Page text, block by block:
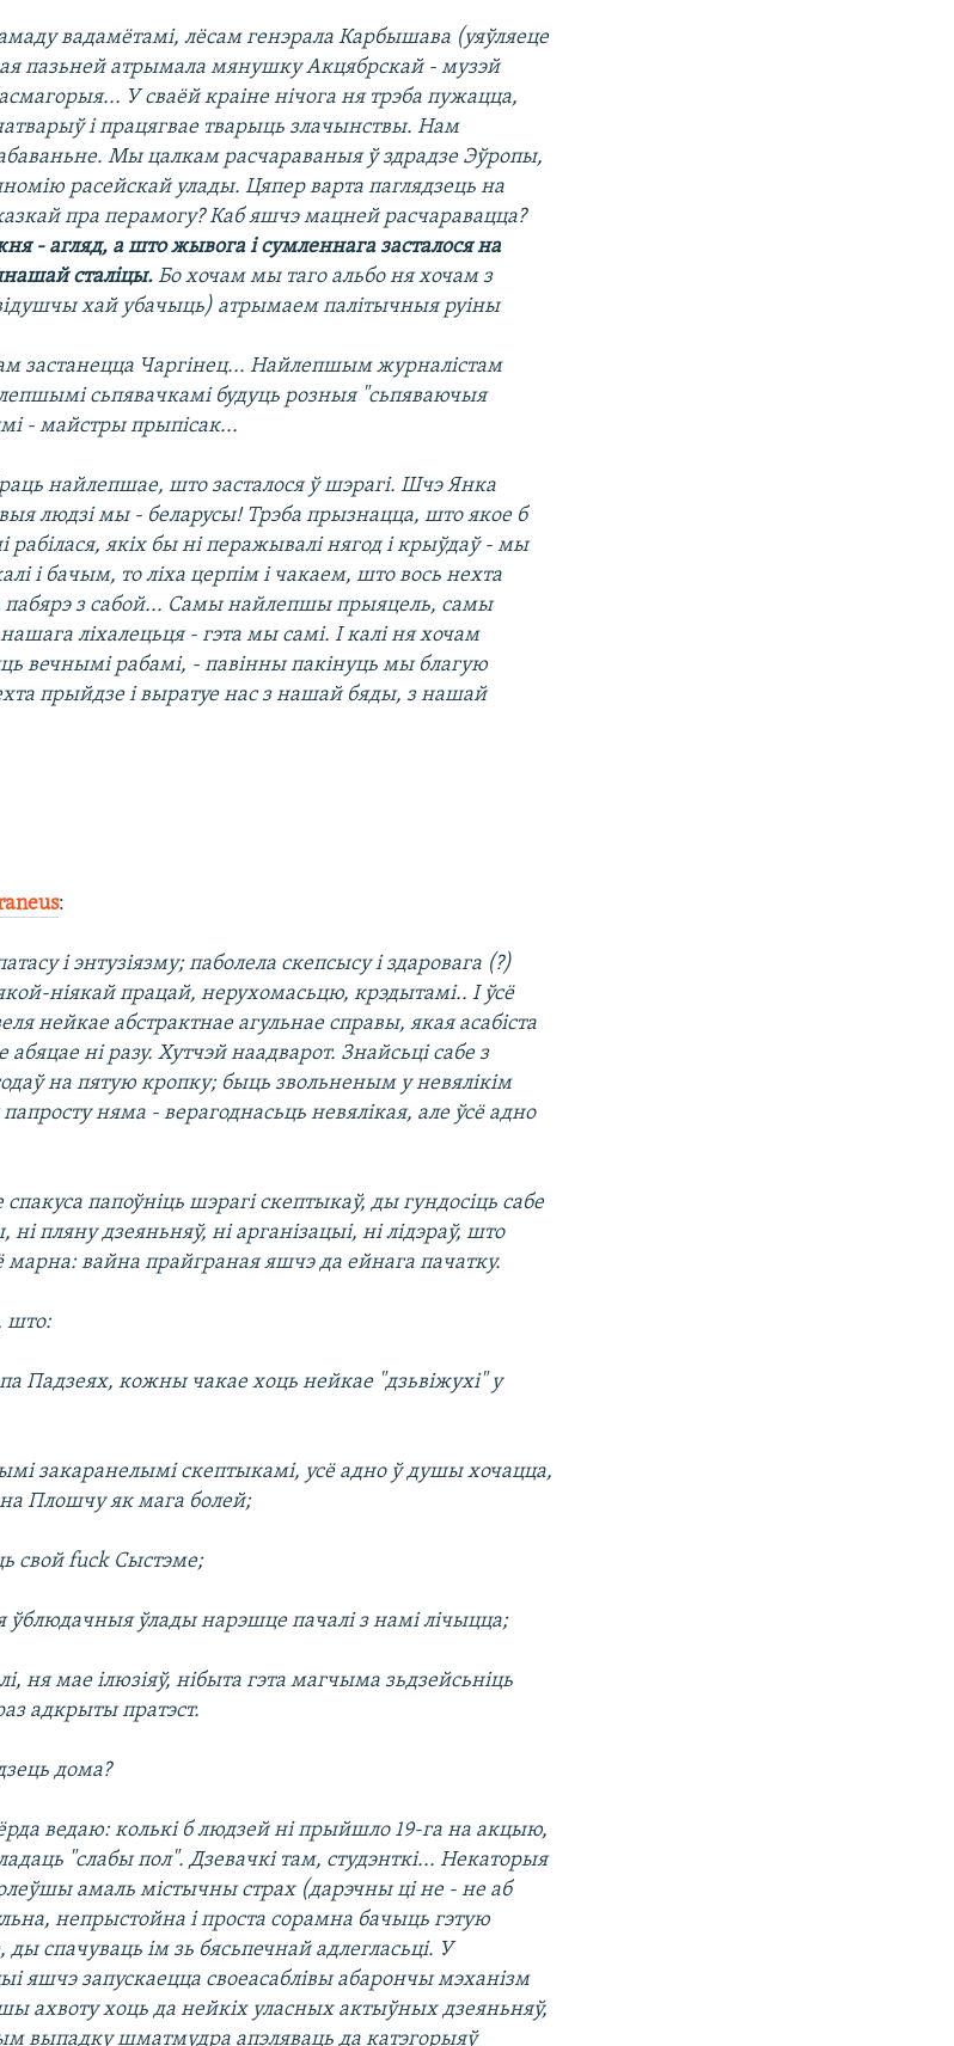
вадамётамі, лёсам генэрала Карбышава (уяўляеце
пазьней атрымала мянушку Акцябрскай - музэй
У сваёй краіне нічога ня трэба пужацца,
і працягвае тварыць злачынствы. Нам
Мы цалкам расчараваныя ў здрадзе Эўропы,
расейскай улады. Цяпер варта паглядзець на
пра перамогу? Каб яшчэ мацней расчаравацца?
- агляд, а што жывога і сумленнага засталося на
сталіцы. Бо хочам мы таго альбо ня хочам з
хай убачыць) атрымаем палітычныя руіны
застанецца Чаргінец... Найлепшым журналістам
сьпявачкамі будуць розныя "сьпяваючыя
- майстры прыпісак...
найлепшае, што засталося ў шэрагі. Шчэ Янка
людзі мы - беларусы! Трэба прызнацца, што якое б
рабілася, якіх бы ні перажывалі нягод і крыўдаў - мы
і бачым, то ліха церпім і чакаем, што вось нехта
пабярэ з сабой... Самы найлепшы прыяцель, самы
ліхалецьця - гэта мы самі. І калі ня хочам
вечнымі рабамі, - павінны пакінуць мы благую
прыйдзе і выратуе нас з нашай бяды, з нашай
:
і энтузіязму; паболела скепсысу і здаровага (?)
ніякай працай, нерухомасьцю, крэдытамі.. І ўсё
нейкае абстрактнае агульнае справы, якая асабіста
ні разу. Хутчэй наадварот. Знайсьці сабе з
на пятую кропку; быць звольненым у невялікім
няма - верагоднасьць невялікая, але ўсё адно
папоўніць шэрагі скептыкаў, ды гундосіць сабе
пляну дзеяньняў, ні арганізацыі, ні лідэраў, што
марна: вайна прайграная яшчэ да ейнага пачатку.
што:
Падзеях, кожны чакае хоць нейкае "дзьвіжухі" у
закаранелымі скептыкамі, усё адно ў душы хочацца,
Плошчу як мага болей;
свой fuck Сыстэме;
ўлады нарэшце пачалі з намі лічыцца;
ня мае ілюзіяў, нібыта гэта магчыма зьдзейсьніць
адкрыты пратэст.
дома?
ведаю: колькі б людзей ні прыйшло 19-га на акцыю,
"слабы пол". Дзевачкі там, студэнткі... Некаторыя
амаль містычны страх (дарэчны ці не - не аб
непрыстойна і проста сорамна бачыць гэтую
ды спачуваць ім зь бясьпечнай адлегласьці. У
яшчэ запускаецца своеасаблівы абарончы мэханізм
ахвоту хоць да нейкіх уласных актыўных дзеяньняў,
выпадку шматмудра апэляваць да катэгорыяў